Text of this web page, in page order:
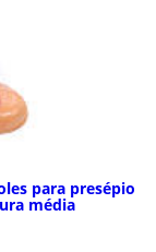
para presépio
média